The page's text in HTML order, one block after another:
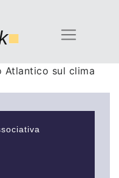
■
Atlantico sul clima